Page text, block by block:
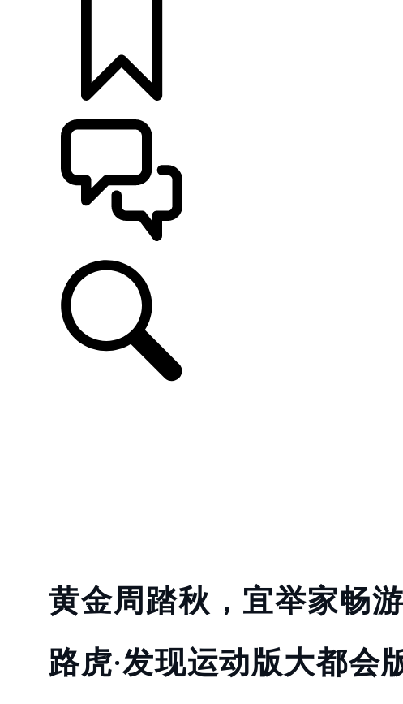
黄金周踏秋，宜举家畅游
路虎·发现运动版大都会